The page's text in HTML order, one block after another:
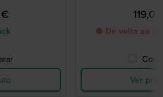
● De volta ao
Ver